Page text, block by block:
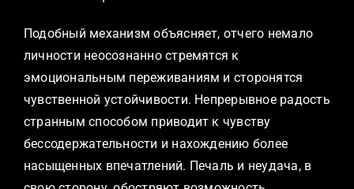
Подобный механизм объясняет, отчего немало
личности неосознанно стремятся к
эмоциональным переживаниям и сторонятся
чувственной устойчивости. Непрерывное радость
странным способом приводит к чувству
бессодержательности и нахождению более
насыщенных впечатлений. Печаль и неудача, в